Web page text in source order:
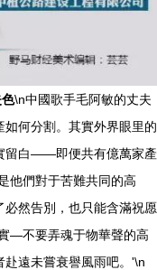
\n中國歌手毛阿敏的丈夫
何分割。其實外界眼里的
留白——即便共有億萬家產
他們對于苦難共同的高
然告別，也只能含滿祝愿
—不要弄魂于物華聲的高
遠未嘗衰譽風雨吧。'\n